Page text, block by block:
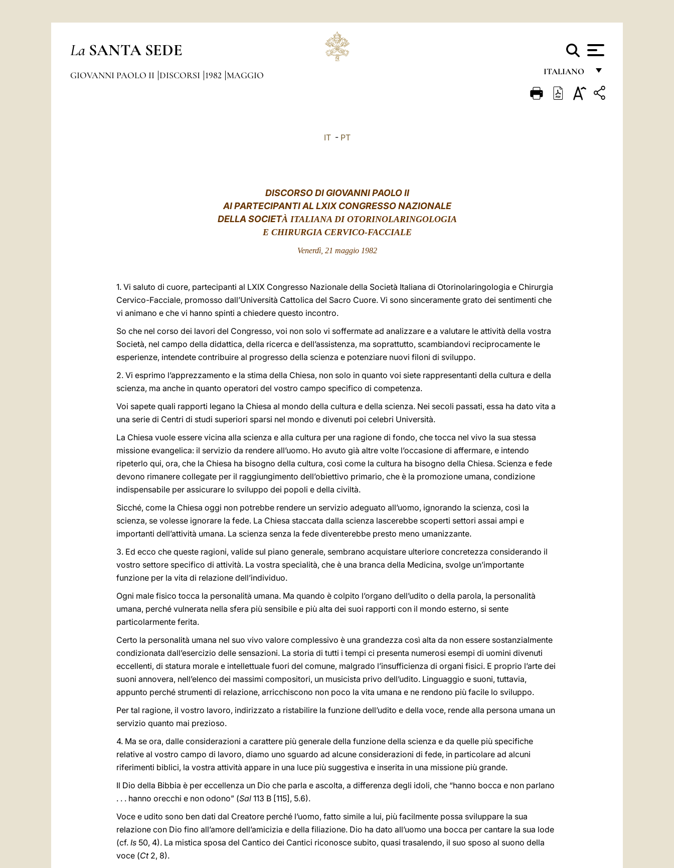
La SANTA SEDE
ITALIANO
FRANÇAIS
GIOVANNI PAOLO II DISCORSI 1982 MAGGIO
IT- PT
DISCORSO DI GIOVANNI PAOLO II
AI PARTECIPANTI AL LXIX CONGRESSO NAZIONALE
DELLA SOCIETÀ ITALIANA DI OTORINOLARINGOLOGIA
E CHIRURGIA CERVICO-FACCIALE
Venerdì, 21 maggio 1982
1. Vi saluto di cuore, partecipanti al LXIX Congresso Nazionale della Società Italiana di Otorinolaringologia e Chirurgia
Cervico-Facciale, promosso dall’Università Cattolica del Sacro Cuore. Vi sono sinceramente grato dei sentimenti che
vi animano e che vi hanno spinti a chiedere questo incontro.
So che nel corso dei lavori del Congresso, voi non solo vi soffermate ad analizzare e a valutare le attività della vostra
Società, nel campo della didattica, della ricerca e dell’assistenza, ma soprattutto, scambiandovi reciprocamente le
esperienze, intendete contribuire al progresso della scienza e potenziare nuovi filoni di sviluppo.
2. Vi esprimo l’apprezzamento e la stima della Chiesa, non solo in quanto voi siete rappresentanti della cultura e della
scienza, ma anche in quanto operatori del vostro campo specifico di competenza.
Voi sapete quali rapporti legano la Chiesa al mondo della cultura e della scienza. Nei secoli passati, essa ha dato vita a
una serie di Centri di studi superiori sparsi nel mondo e divenuti poi celebri Università.
La Chiesa vuole essere vicina alla scienza e alla cultura per una ragione di fondo, che tocca nel vivo la sua stessa
missione evangelica: il servizio da rendere all’uomo. Ho avuto già altre volte l’occasione di affermare, e intendo
ripeterlo qui, ora, che la Chiesa ha bisogno della cultura, così come la cultura ha bisogno della Chiesa. Scienza e fede
devono rimanere collegate per il raggiungimento dell’obiettivo primario, che è la promozione umana, condizione
indispensabile per assicurare lo sviluppo dei popoli e della civiltà.
Sicché, come la Chiesa oggi non potrebbe rendere un servizio adeguato all’uomo, ignorando la scienza, così la
scienza, se volesse ignorare la fede. La Chiesa staccata dalla scienza lascerebbe scoperti settori assai ampi e
importanti dell’attività umana. La scienza senza la fede diventerebbe presto meno umanizzante.
3. Ed ecco che queste ragioni, valide sul piano generale, sembrano acquistare ulteriore concretezza considerando il
vostro settore specifico di attività. La vostra specialità, che è una branca della Medicina, svolge un’importante
funzione per la vita di relazione dell’individuo.
Ogni male fisico tocca la personalità umana. Ma quando è colpito l’organo dell’udito o della parola, la personalità
umana, perché vulnerata nella sfera più sensibile e più alta dei suoi rapporti con il mondo esterno, si sente
particolarmente ferita.
Certo la personalità umana nel suo vivo valore complessivo è una grandezza così alta da non essere sostanzialmente
condizionata dall’esercizio delle sensazioni. La storia di tutti i tempi ci presenta numerosi esempi di uomini divenuti
eccellenti, di statura morale e intellettuale fuori del comune, malgrado l’insufficienza di organi fisici. E proprio l’arte dei
suoni annovera, nell’elenco dei massimi compositori, un musicista privo dell’udito. Linguaggio e suoni, tuttavia,
appunto perché strumenti di relazione, arricchiscono non poco la vita umana e ne rendono più facile lo sviluppo.
Per tal ragione, il vostro lavoro, indirizzato a ristabilire la funzione dell’udito e della voce, rende alla persona umana un
servizio quanto mai prezioso.
4. Ma se ora, dalle considerazioni a carattere più generale della funzione della scienza e da quelle più specifiche
relative al vostro campo di lavoro, diamo uno sguardo ad alcune considerazioni di fede, in particolare ad alcuni
riferimenti biblici, la vostra attività appare in una luce più suggestiva e inserita in una missione più grande.
Il Dio della Bibbia è per eccellenza un Dio che parla e ascolta, a differenza degli idoli, che “hanno bocca e non parlano
. . . hanno orecchi e non odono” (Sal 113 B [115], 5.6).
Voce e udito sono ben dati dal Creatore perché l’uomo, fatto simile a lui, più facilmente possa sviluppare la sua
relazione con Dio fino all’amore dell’amicizia e della filiazione. Dio ha dato all’uomo una bocca per cantare la sua lode
(cf. Is 50, 4). La mistica sposa del Cantico dei Cantici riconosce subito, quasi trasalendo, il suo sposo al suono della
voce (Ct2, 8).